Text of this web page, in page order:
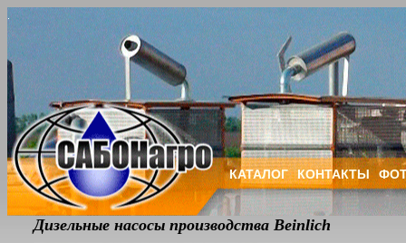
Дизельные насосы производства Beinlich
КАТАЛОГ КОНТАКТЫ